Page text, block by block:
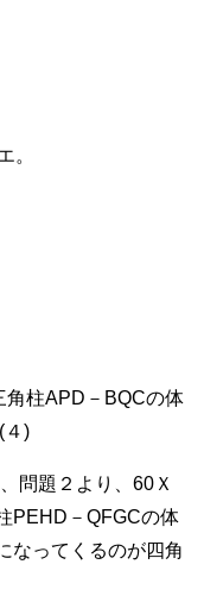
。
柱APD－BQCの体
４)
問題２より、60Ｘ
PEHD－QFGCの体
なってくるのが四角